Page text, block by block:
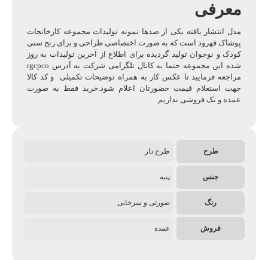
معرفی
مدل انتشار یافته یکی از صدها نمونه تولیدات مجموعه کارخانجات
پوشاک قهرود است که به صورت اختصاصی طراحی و برای رنج سنی
کودک و نوجوان تولید گردیده برای اطلاع از آخرین تولیدات به روز
شده این مجموعه حتما به کانال تلگرامی شرکت به آدرس rgcpco
مراجعه فرمایید تا عکس کار به همراه توضیحات تکمیلی و کد کالا
جهت استعلام قیمت حضورتان اعلام شود.خرید فقط به صورت
عمده و تک فروشی نداریم
طرح طرح دار
جنس پنبه
رنگ صورتی و سرخابی
فروش عمده